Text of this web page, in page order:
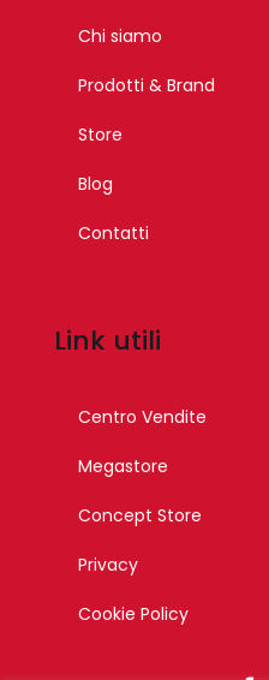
Chi siamo
Prodotti & Brand
Store
Blog
Contatti
Link utili
Centro Vendite
Megastore
Concept Store
Privacy
Cookie Policy